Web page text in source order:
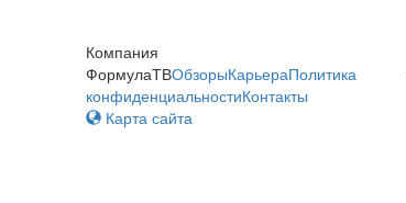
Компания
ФормулаТВОбзорыКарьераПолитика
конфиденциальностиКонтакты
Карта сайта